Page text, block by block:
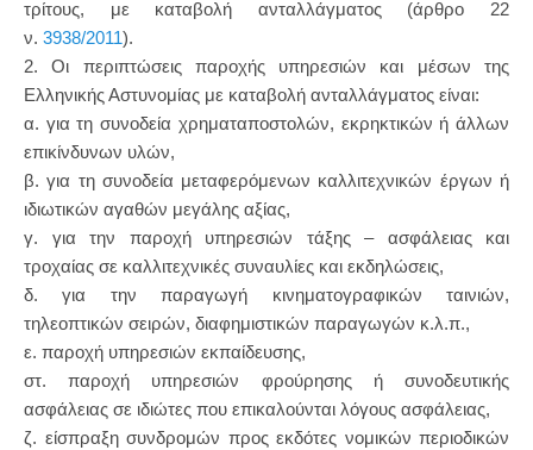
τρίτους, με καταβολή ανταλλάγματος (άρθρο 22
ν. 3938/2011).
2. Οι περιπτώσεις παροχής υπηρεσιών και μέσων της
Ελληνικής Αστυνομίας με καταβολή ανταλλάγματος είναι:
α. για τη συνοδεία χρηματαποστολών, εκρηκτικών ή άλλων
επικίνδυνων υλών,
β. για τη συνοδεία μεταφερόμενων καλλιτεχνικών έργων ή
ιδιωτικών αγαθών μεγάλης αξίας,
γ. για την παροχή υπηρεσιών τάξης – ασφάλειας και
τροχαίας σε καλλιτεχνικές συναυλίες και εκδηλώσεις,
δ. για την παραγωγή κινηματογραφικών ταινιών,
τηλεοπτικών σειρών, διαφημιστικών παραγωγών κ.λ.π.,
ε. παροχή υπηρεσιών εκπαίδευσης,
στ. παροχή υπηρεσιών φρούρησης ή συνοδευτικής
ασφάλειας σε ιδιώτες που επικαλούνται λόγους ασφάλειας,
ζ. είσπραξη συνδρομών προς εκδότες νομικών περιοδικών